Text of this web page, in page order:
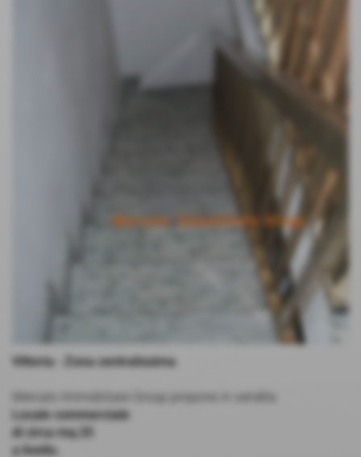
Vittoria - Zona centralissima
Locale commerciale
di circa mq.35
a livello.